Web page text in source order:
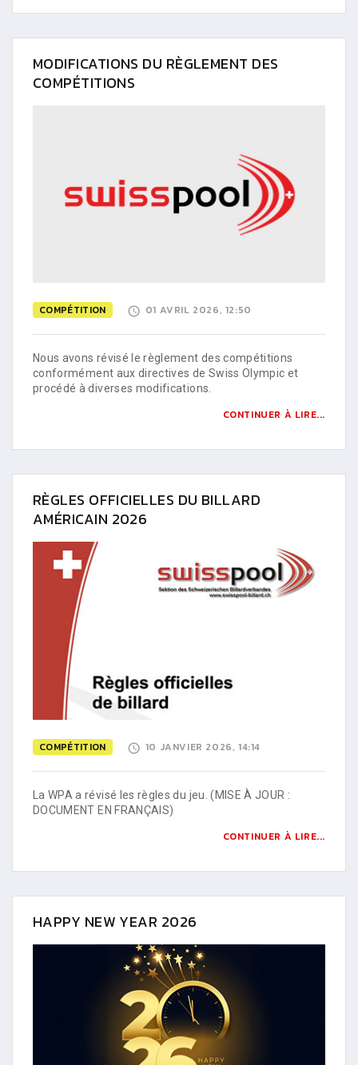
MODIFICATIONS DU RÈGLEMENT DES
COMPÉTITIONS
COMPÉTITION 01 AVRIL 2026, 12:50
Nous avons révisé le règlement des compétitions
conformément aux directives de Swiss Olympic et
procédé à diverses modifications.
CONTINUER À LIRE...
RÈGLES OFFICIELLES DU BILLARD
AMÉRICAIN 2026
COMPÉTITION 10 JANVIER 2026, 14:14
La WPA a révisé les règles du jeu. (MISE À JOUR :
DOCUMENT EN FRANÇAIS)
CONTINUER À LIRE...
HAPPY NEW YEAR 2026